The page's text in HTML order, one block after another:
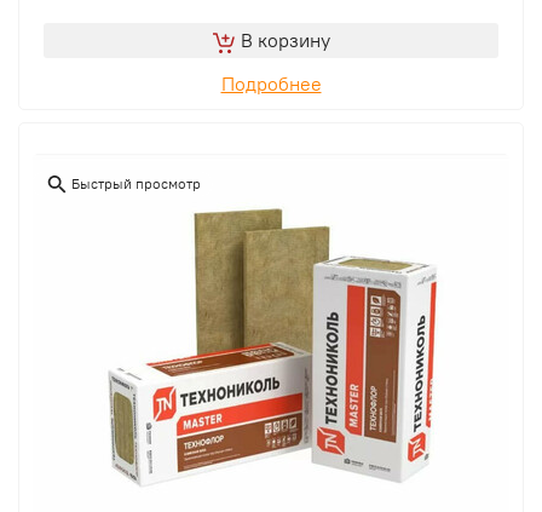
В корзину
Подробнее
Быстрый просмотр